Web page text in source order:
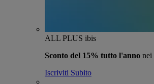
ALL PLUS ibis
Sconto del 15% tutto l'anno nei
Iscriviti Subito